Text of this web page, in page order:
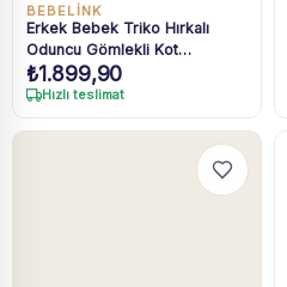
BEBELINK
Erkek Bebek Triko Hırkalı
Oduncu Gömlekli Kot
Pantolonlu 3 Parça Takım 6-
24 Ay
₺1.899,90
Hızlı teslimat